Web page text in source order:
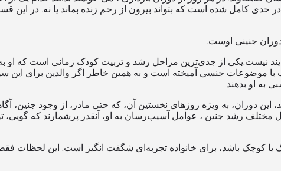
در حدی کامل شده است که بتواند بیرون از رحم زنده بماند یا نه. در
جنینی اوست.
نیست.یکی از جدی‌ترین مراحل رشد و تربیت کودک زمانی است که او به
موضوعات جنسی آمیخته است و به همین خاطر اگر والدین برای این
به او بدهند.
دوران، به ویژه روزهای نخستین آن، که حتی مادر، از وجود جنین،
رشد جنین ، عوامل آسیب‌رسان به او، آنقدر پرشمارند که گویی،
کوچک باشد، برای خانواده تجربه‌ای شگفت ‌انگیز است. این لحظات